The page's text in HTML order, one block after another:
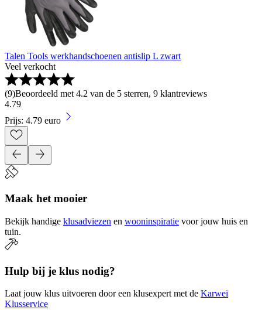
Talen Tools werkhandschoenen antislip L zwart
Veel verkocht
(9)Beoordeeld met 4.2 van de 5 sterren, 9 klantreviews
4.79
Prijs: 4.79 euro
Maak het mooier
Bekijk handige klusadviezen en wooninspiratie voor jouw huis en
tuin.
Hulp bij je klus nodig?
Laat jouw klus uitvoeren door een klusexpert met de Karwei
Klusservice